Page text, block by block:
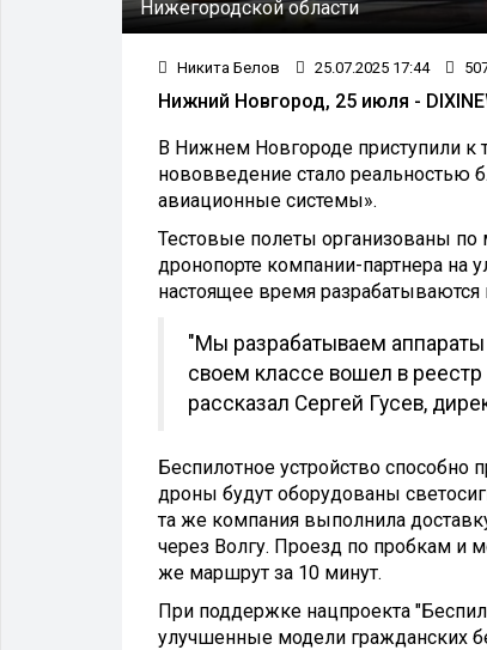
Нижегородской области
Никита Белов 25.07.2025 17:44
Нижний Новгород, 25 июля -
В Нижнем Новгороде приступили к
нововведение стало реальностью
авиационные системы».
Тестовые полеты организованы по
дронопорте компании-партнера на
настоящее время
"Мы разрабатываем
своем классе вошел в
рассказал Сергей Гусев,
Беспилотное устройство способно
дроны будут оборудованы
та же компания выполнила
через Волгу. Проезд по пробкам и
же маршрут за 10 минут.
При поддержке нацпроекта
улучшенные модели гражданских